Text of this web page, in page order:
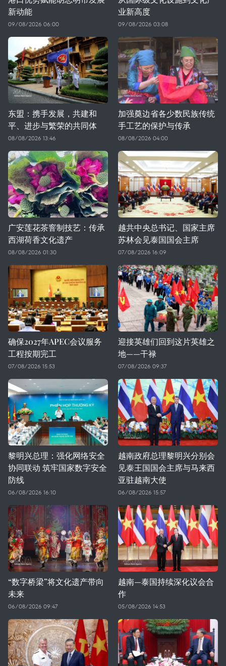
新动能
09/08/2026 06:00
业新高度
09/08/2026 03:08
东盟：携手发展，共建和
平、进步与繁荣的共同体
08/08/2026 13:46
加强奠边省各少数民族传统
手工艺的保护与传承
08/08/2026 04:00
广安莲花茶窨制技艺：传承
西湖荷香文化遗产
08/08/2026 01:30
越共中央总书记、国家主席
苏林会见泰国国会主席
07/08/2026 16:09
确保2027年APEC会议服务
工程按期完工
07/08/2026 15:53
迎接英雄们回到这片英雄之
地——干禄
07/08/2026 09:37
黎明兴总理：强化网络安全
协同联动 筑牢国家数字安全
防线
06/08/2026 16:10
越南政府总理黎明兴分别会
见泰王国国会主席与马来西
亚驻越南大使
06/08/2026 15:57
“数字桥梁”将文化遗产带向
未来
06/08/2026 09:47
越南—泰国持续深化议会合
作
05/08/2026 14:53